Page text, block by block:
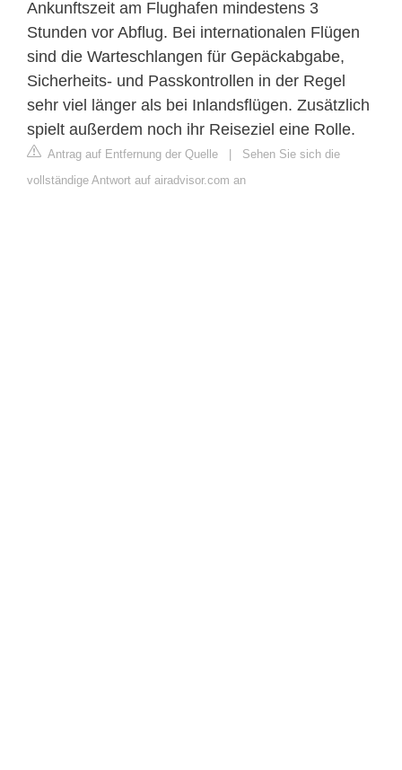
Ankunftszeit am Flughafen mindestens 3
Stunden vor Abflug. Bei internationalen Flügen
sind die Warteschlangen für Gepäckabgabe,
Sicherheits- und Passkontrollen in der Regel
sehr viel länger als bei Inlandsflügen. Zusätzlich
spielt außerdem noch ihr Reiseziel eine Rolle.
Antrag auf Entfernung der Quelle | Sehen Sie sich die
vollständige Antwort auf airadvisor.com an